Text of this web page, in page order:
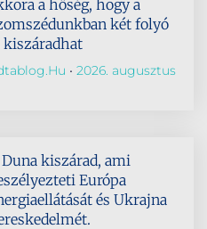
a hőség, hogy a
két folyó
kiszáradhat
2026. augusztus
Duna kiszárad, ami
Európa
és Ukrajna